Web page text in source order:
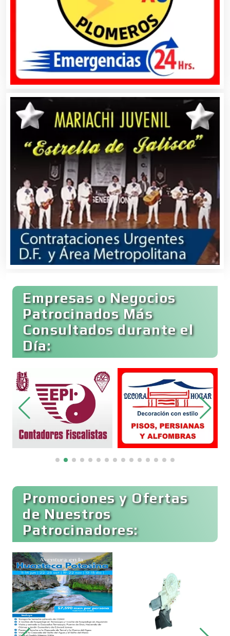
Automóviles Nuevos y Usados
Autopartes Eléctricas
Avaluos
Balnearios
Bancos
Banquetes
Bares y Cantinas
Basculas
Bebidas
Bordados y Estampados
Cafeterías
Cajas de Ahorro
Cámaras de Comercio
Empresas o Negocios
Patrocinados Más
Consultados durante el
Día:
Promociones y Ofertas
de Nuestros
Patrocinadores: